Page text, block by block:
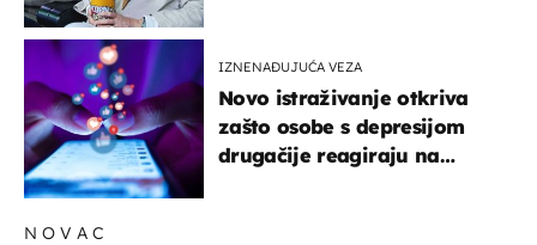
IZNENAĐUJUĆA VEZA
Novo istraživanje otkriva
zašto osobe s depresijom
drugačije reagiraju na
NOVAC